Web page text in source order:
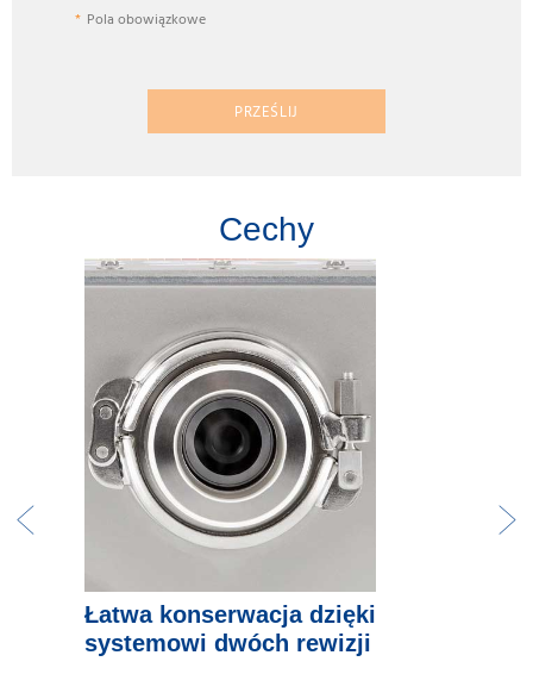
Pola obowiązkowe
PRZEŚLIJ
Cechy
Łatwa konserwacja dzięki
systemowi dwóch rewizji